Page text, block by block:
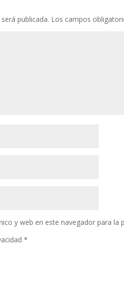
publicada. Los campos
y web en este navegador para la
*